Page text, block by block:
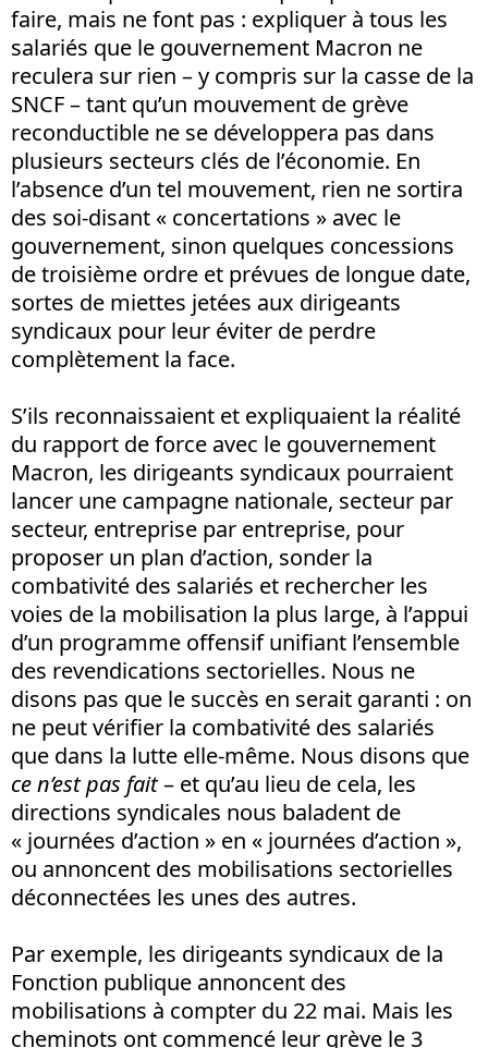
faire, mais ne font pas : expliquer à tous les
salariés que le gouvernement Macron ne
reculera sur rien – y compris sur la casse de la
SNCF – tant qu’un mouvement de grève
reconductible ne se développera pas dans
plusieurs secteurs clés de l’économie. En
l’absence d’un tel mouvement, rien ne sortira
des soi-disant « concertations » avec le
gouvernement, sinon quelques concessions
de troisième ordre et prévues de longue date,
sortes de miettes jetées aux dirigeants
syndicaux pour leur éviter de perdre
complètement la face.
S’ils reconnaissaient et expliquaient la réalité
du rapport de force avec le gouvernement
Macron, les dirigeants syndicaux pourraient
lancer une campagne nationale, secteur par
secteur, entreprise par entreprise, pour
proposer un plan d’action, sonder la
combativité des salariés et rechercher les
voies de la mobilisation la plus large, à l’appui
d’un programme offensif unifiant l’ensemble
des revendications sectorielles. Nous ne
disons pas que le succès en serait garanti : on
ne peut vérifier la combativité des salariés
que dans la lutte elle-même. Nous disons que
ce n’est pas fait– et qu’au lieu de cela, les
directions syndicales nous baladent de
« journées d’action » en « journées d’action »,
ou annoncent des mobilisations sectorielles
déconnectées les unes des autres.
Par exemple, les dirigeants syndicaux de la
Fonction publique annoncent des
mobilisations à compter du 22 mai. Mais les
cheminots ont commencé leur grève le 3